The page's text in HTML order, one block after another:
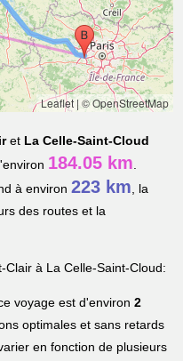
Leaflet| © OpenStreetMap
et La Celle-Saint-Cloud
184.05 km.
à environ223 km, la
des routes et la
à La Celle-Saint-Cloud:
voyage est d'environ2
optimales et sans retards
en fonction de plusieurs